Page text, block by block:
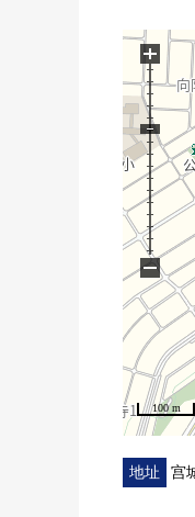
○ 松陵
○ 泉松陵
○
○ 仙台銀
○ 泉松陵
100 m
+
−
地址 宫